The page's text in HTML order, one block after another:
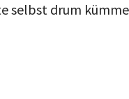
selbst drum